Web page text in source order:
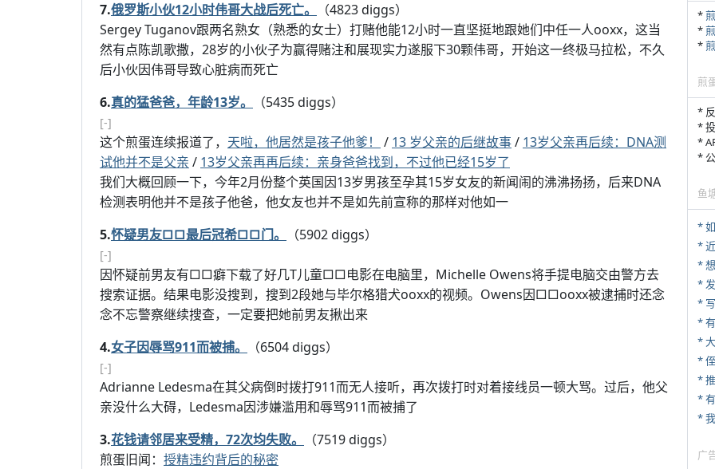
7.俄罗斯小伙12小时伟哥大战后死亡。
（4823 diggs）
Sergey Tuganov跟两名熟女（熟悉的女士）打赌他能12小时一直坚挺地跟她们中任一人ooxx，这当
然有点陈凯歌撒，28岁的小伙子为赢得赌注和展现实力遂服下30颗伟哥，开始这一终极马拉松，不久
后小伙因伟哥导致心脏病而死亡
6.真的猛爸爸，年龄13岁。 （5435 diggs）
[-]
这个煎蛋连续报道了， 天啦，他居然是孩子他爹！ / 13 岁父亲的后继故事/ 13岁父亲再后续：DNA测
试他并不是父亲 / 13岁父亲再再后续：亲身爸爸找到，不过他已经15岁了
我们大概回顾一下，今年2月份整个英国因13岁男孩至孕其15岁女友的新闻闹的沸沸扬扬，后来DNA
检测表明他并不是孩子他爸，他女友也并不是如先前宣称的那样对他如一
5.怀疑男友□□最后冠希□□门。 （5902 diggs）
[-]
因怀疑前男友有□□癖下载了好几T儿童□□电影在电脑里，Michelle Owens将手提电脑交由警方去
搜索证据。结果电影没搜到，搜到2段她与毕尔格猎犬ooxx的视频。Owens因□□ooxx被逮捕时还念
念不忘警察继续搜查，一定要把她前男友揪出来
4.女子因辱骂911而被捕。 （6504 diggs）
[-]
Adrianne Ledesma在其父病倒时拨打911而无人接听，再次拨打时对着接线员一顿大骂。过后，他父
亲没什么大碍，Ledesma因涉嫌滥用和辱骂911而被捕了
3.花钱请邻居来受精，72次均失败。
（7519 diggs）
煎蛋旧闻： 授精违约背后的秘密
*
*
*
煎
*
*
*
*
鱼
*
*
*
*
*
*
*
*
*
广